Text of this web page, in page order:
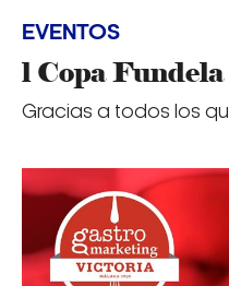
EVENTOS
l Copa
Gracias a todos los